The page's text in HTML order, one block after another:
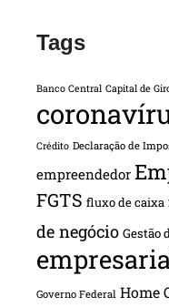
Tags
Banco Central Capital de
Crédito Declaração de
empreendedor
FGTS fluxo de caixa
de negócio Gestão
Governo Federal Home